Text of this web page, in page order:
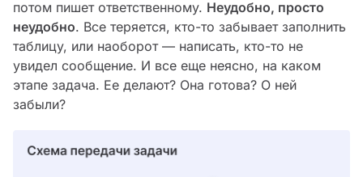
потом пишет ответственному. Неудобно, просто
неудобно. Все теряется, кто-то забывает заполнить
таблицу, или наоборот — написать, кто-то не
увидел сообщение. И все еще неясно, на каком
этапе задача. Ее делают? Она готова? О ней
забыли?